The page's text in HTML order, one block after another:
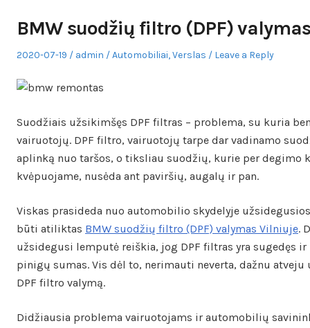
BMW suodžių filtro (DPF)
Posted
2020-07-19 Author
admin
Posted
Automobiliai,Verslas Leave a Reply
Suodžiais užsikimšęs DPF filtras – problema, su kuria
vairuotojų. DPF filtro, vairuotojų tarpe dar vadinamo
aplinką nuo taršos, o tiksliau suodžių, kurie per degimo
kvėpuojame, nusėda ant paviršių, augalų ir pan.
Viskas prasideda nuo automobilio skydelyje
būti atiliktas BMW suodžių filtro (DPF) valymas Vilniuje.
užsidegusi lemputė reiškia, jog DPF filtras yra sugedęs
pinigų sumas. Vis dėl to, nerimauti neverta, dažnu
DPF filtro valymą.
Didžiausia problema vairuotojams ir automobilių